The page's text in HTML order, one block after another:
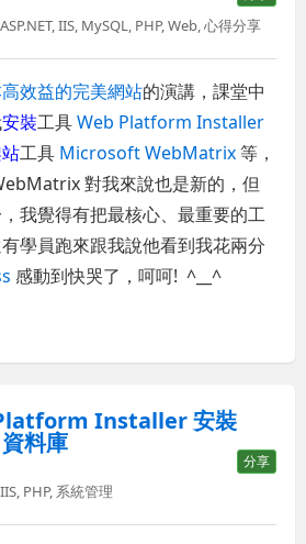
ASP.NET,IIS MySQL PHP,Web ,心得分享
效益的完美網站的演講，課堂中
安裝工具Web Platform Installer
工具 Microsoft WebMatrix等，
對我來說也是新的，但
我覺得有把最核心、最重要的工
學員跑來跟我說他看到我花兩分
感動到快哭了，呵呵! ^__^
Installer 安裝
料庫
分享
IIS, PHP, 系統管理